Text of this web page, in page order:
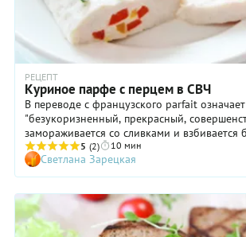
РЕЦЕПТ
Куриное парфе с перцем в СВЧ
В переводе с французского parfait означает
"безукоризненный, прекрасный,
замораживается со сливками и взбивается
однородную массу. Я добавила в рецепт
минимум усилий и получила максимум
Просто, диетично, красиво, быстро...
5 (2) 10 мин
Светлана Зарецкая